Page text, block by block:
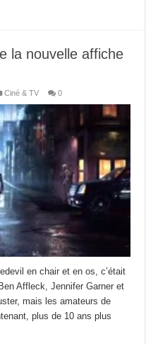
la nouvelle affiche
Ciné & TV 0
en chair et en os, c’était
Affleck, Jennifer Garner et
mais les amateurs de
plus de 10 ans plus